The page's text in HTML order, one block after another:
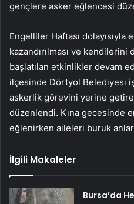
gençlere asker eğlencesi
Engelliler Haftası
kazandırılması ve
başlatılan etkinlikler devam
ilçesinde Dörtyol Belediyesi
askerlik görevini yerine
düzenlendi. Kına gecesinde
eğlenirken aileleri buruk anlar
İlgili Makaleler
Bursa’da